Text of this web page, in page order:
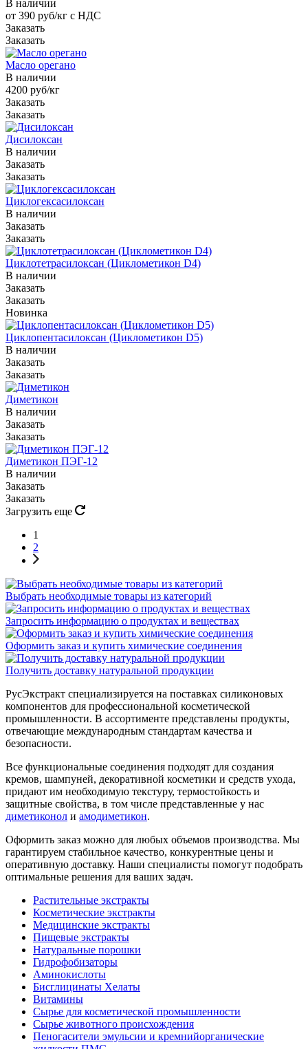
В наличии
от 390 руб/кг с НДС
Заказать
Заказать
Масло орегано
В наличии
4200 руб/кг
Заказать
Заказать
Дисилоксан
В наличии
Заказать
Заказать
Циклогексасилоксан
В наличии
Заказать
Заказать
Циклотетрасилоксан (Циклометикон D4)
В наличии
Заказать
Заказать
Новинка
Циклопентасилоксан (Циклометикон D5)
В наличии
Заказать
Заказать
Диметикон
В наличии
Заказать
Заказать
Диметикон ПЭГ-12
В наличии
Заказать
Заказать
Загрузить еще
1
2
Выбрать необходимые товары из категорий
Запросить информацию о продуктах и веществах
Оформить заказ и купить химические соединения
Получить доставку натуральной продукции
РусЭкстракт специализируется на поставках силиконовых
компонентов для профессиональной косметической
промышленности. В ассортименте представлены продукты,
отвечающие международным стандартам качества и
безопасности.
Все функциональные соединения подходят для создания
кремов, шампуней, декоративной косметики и средств ухода,
придают им необходимую текстуру, термостойкость и
защитные свойства, в том числе представленные у нас
диметиконол и амодиметикон.
Оформить заказ можно для любых объемов производства. Мы
гарантируем стабильное качество, конкурентные цены и
оперативную доставку. Наши специалисты помогут подобрать
оптимальные решения для ваших задач.
Растительные экстракты
Косметические экстракты
Медицинские экстракты
Пищевые экстракты
Натуральные порошки
Гидрофобизаторы
Аминокислоты
Бисглицинаты Хелаты
Витамины
Сырье для косметической промышленности
Сырье животного происхождения
Пеногасители эмульсии и кремнийорганические